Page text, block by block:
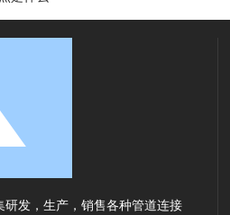
发，生产，销售各种管道连接